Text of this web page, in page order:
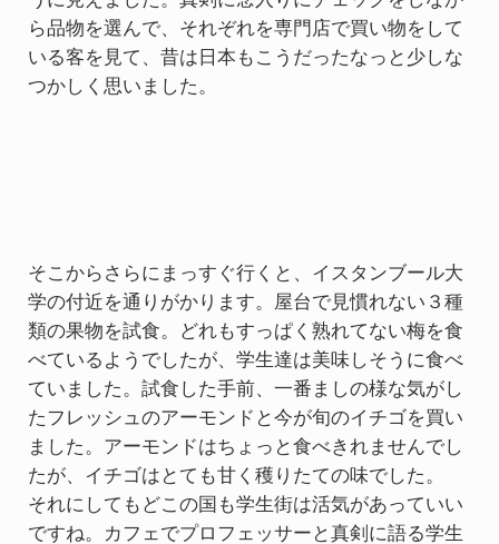
ら品物を選んで、それぞれを専門店で買い物をして
いる客を見て、昔は日本もこうだったなっと少しな
つかしく思いました。
そこからさらにまっすぐ行くと、イスタンブール大
学の付近を通りがかります。屋台で見慣れない３種
類の果物を試食。どれもすっぱく熟れてない梅を食
べているようでしたが、学生達は美味しそうに食べ
ていました。試食した手前、一番ましの様な気がし
たフレッシュのアーモンドと今が旬のイチゴを買い
ました。アーモンドはちょっと食べきれませんでし
たが、イチゴはとても甘く穫りたての味でした。
それにしてもどこの国も学生街は活気があっていい
ですね。カフェでプロフェッサーと真剣に語る学生